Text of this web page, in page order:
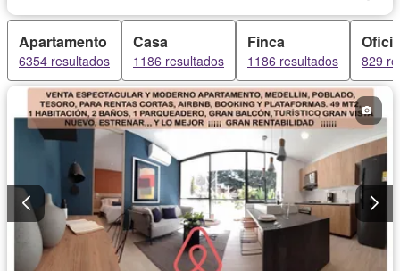
Apartamento
6354 resultados
Casa
1186 resultados
Finca
1186 resultados 829